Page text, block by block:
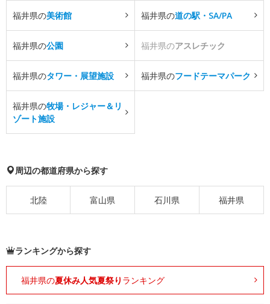
福井県の美術館 福井県の道の駅・SA/PA
福井県の公園 福井県のアスレチック
福井県のタワー・展望施設 福井県のフードテーマパーク
福井県の牧場・レジャー＆リ
ゾート施設
周辺の都道府県から探す
北陸 富山県 石川県 福井県
ランキングから探す
福井県の夏休み人気夏祭り ランキング